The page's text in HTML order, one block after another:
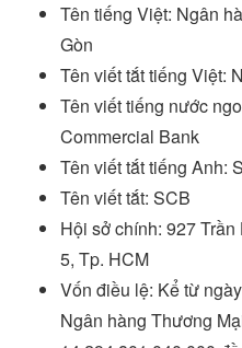
Tên tiếng Việt: Ngân
Gòn
Tên viết tắt tiếng Việt:
Tên viết tiếng nước
Commercial Bank
Tên viết tắt tiếng Anh:
Tên viết tắt: SCB
Hội sở chính: 927
5, Tp. HCM
Vốn điều lệ: Kể từ
Ngân hàng Thương